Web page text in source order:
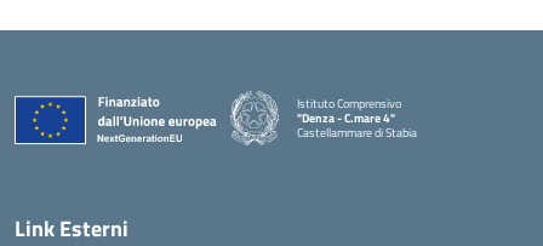
Istituto Comprensivo
"Denza - C.mare 4"
Castellammare di Stabia
Link Esterni